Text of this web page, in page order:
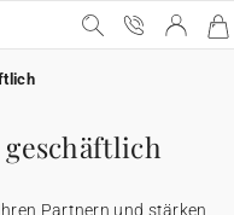
Partnern und stärken